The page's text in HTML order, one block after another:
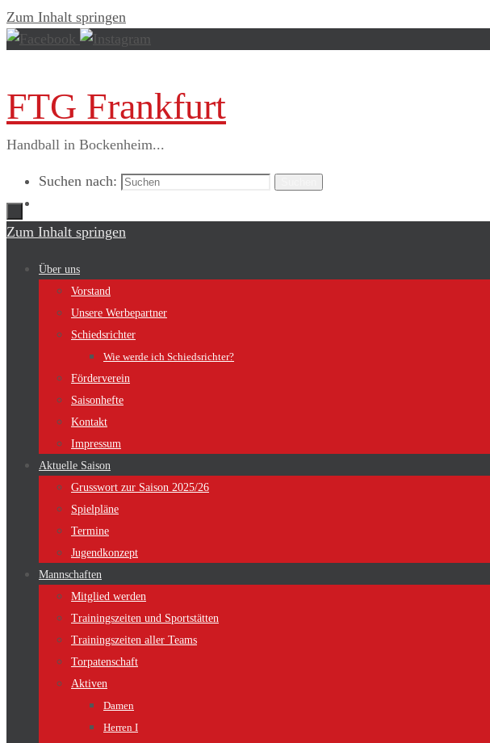
Zum Inhalt springen
FTG Frankfurt
Handball in Bockenheim...
Suchen nach:
Zum Inhalt springen
Über uns
Vorstand
Unsere Werbepartner
Schiedsrichter
Wie werde ich Schiedsrichter?
Förderverein
Saisonhefte
Kontakt
Impressum
Aktuelle Saison
Grusswort zur Saison 2025/26
Spielpläne
Termine
Jugendkonzept
Mannschaften
Mitglied werden
Trainingszeiten und Sportstätten
Trainingszeiten aller Teams
Torpatenschaft
Aktiven
Damen
Herren I